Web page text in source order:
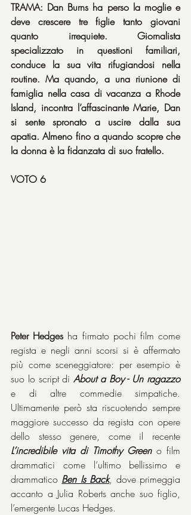
TRAMA: Dan Burns ha perso la moglie e
deve crescere tre figlie tanto giovani
quanto irrequiete. Giornalista
specializzato in questioni familiari,
conduce la sua vita rifugiandosi nella
routine. Ma quando, a una riunione di
famiglia nella casa di vacanza a Rhode
Island, incontra l’affascinante Marie, Dan
si sente spronato a uscire dalla sua
apatia. Almeno fino a quando scopre che
la donna è la fidanzata di suo fratello.
VOTO 6
Peter Hedges ha firmato pochi film come
regista e negli anni scorsi si è affermato
più come sceneggiatore: per esempio è
suo lo script di About a Boy - Un ragazzo
e di altre commedie simpatiche.
Ultimamente però sta riscuotendo sempre
maggiore successo da regista con opere
L’incredibile vita di Timothy Green o film
drammatici come l’ultimo bellissimo e
drammatico Ben Is Back, dove primeggia
accanto a Julia Roberts anche suo figlio,
l’emergente Lucas Hedges.